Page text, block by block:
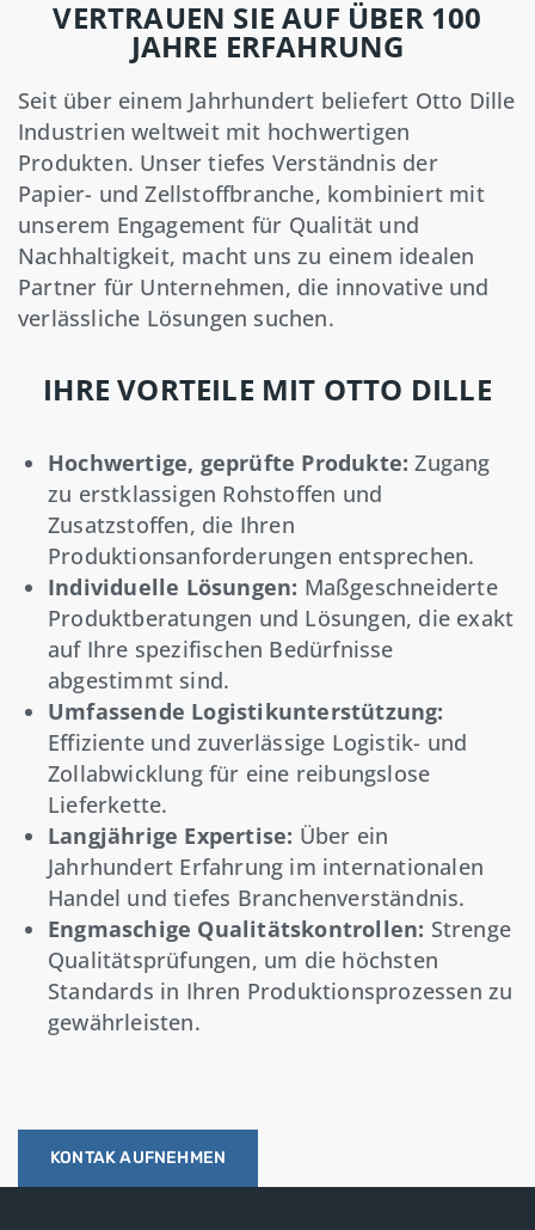
VERTRAUEN SIE AUF ÜBER 100
JAHRE ERFAHRUNG
Seit über einem Jahrhundert beliefert Otto Dille
Industrien weltweit mit hochwertigen
Produkten. Unser tiefes Verständnis der
Papier- und Zellstoffbranche, kombiniert mit
unserem Engagement für Qualität und
Nachhaltigkeit, macht uns zu einem idealen
Partner für Unternehmen, die innovative und
verlässliche Lösungen suchen.
IHRE VORTEILE MIT OTTO DILLE
Hochwertige, geprüfte Produkte: Zugang
zu erstklassigen Rohstoffen und
Zusatzstoffen, die Ihren
Produktionsanforderungen entsprechen.
Individuelle Lösungen: Maßgeschneiderte
Produktberatungen und Lösungen, die exakt
auf Ihre spezifischen Bedürfnisse
abgestimmt sind.
Umfassende Logistikunterstützung:
Effiziente und zuverlässige Logistik- und
Zollabwicklung für eine reibungslose
Lieferkette.
Langjährige Expertise: Über ein
Jahrhundert Erfahrung im internationalen
Handel und tiefes Branchenverständnis.
Engmaschige Qualitätskontrollen: Strenge
Qualitätsprüfungen, um die höchsten
Standards in Ihren Produktionsprozessen zu
gewährleisten.
KONTAK AUFNEHMEN